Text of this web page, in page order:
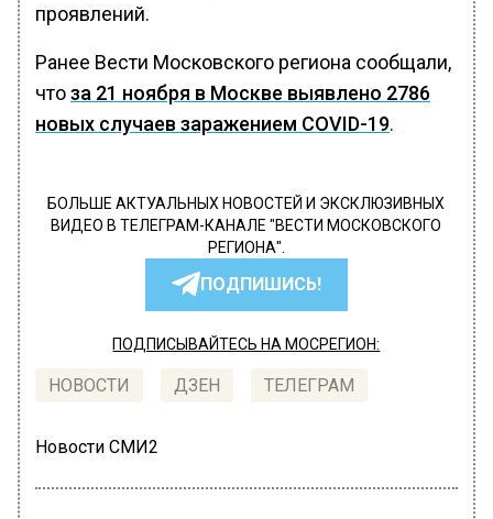
проявлений.
Ранее Вести Московского региона сообщали,
чтоза 21 ноября в Москве выявлено 2786
новых случаев заражением COVID-19.
БОЛЬШЕ АКТУАЛЬНЫХ НОВОСТЕЙ И ЭКСКЛЮЗИВНЫХ
ВИДЕО В ТЕЛЕГРАМ-КАНАЛЕ "ВЕСТИ МОСКОВСКОГО
РЕГИОНА".
ПОДПИШИСЬ!
ПОДПИСЫВАЙТЕСЬ НА МОСРЕГИОН:
НОВОСТИ ДЗЕН ТЕЛЕГРАМ
Новости СМИ2